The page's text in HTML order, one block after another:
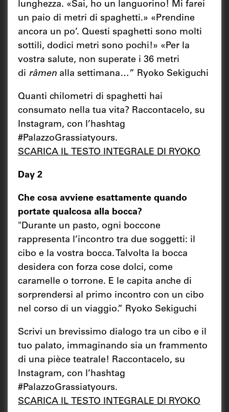
lunghezza. «Sai, ho un languorino! Mi farei
un paio di metri di spaghetti.» «Prendine
ancora un po’. Questi spaghetti sono molti
sottili, dodici metri sono pochi!» «Per la
vostra salute, non superate i 36 metri
di râmen alla settimana…” Ryoko Sekiguchi
Quanti chilometri di spaghetti hai
consumato nella tua vita? Raccontacelo, su
Instagram, con l’hashtag
#PalazzoGrassiatyours.
SCARICA IL TESTO INTEGRALE DI RYOKO
Day 2
Che cosa avviene esattamente quando
portate qualcosa alla bocca?
"Durante un pasto, ogni boccone
rappresenta l’incontro tra due soggetti: il
cibo e la vostra bocca. Talvolta la bocca
desidera con forza cose dolci, come
caramelle o torrone. E le capita anche di
sorprendersi al primo incontro con un cibo
nel corso di un viaggio.” Ryoko Sekiguchi
Scrivi un brevissimo dialogo tra un cibo e il
tuo palato, immaginando sia un frammento
di una pièce teatrale! Raccontacelo, su
Instagram, con l’hashtag
#PalazzoGrassiatyours.
SCARICA IL TESTO INTEGRALE DI RYOKO